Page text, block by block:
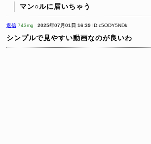
マン○ルに届いちゃう
返信 743mg 2025年07月01日 16:39 ID:c5ODY5NDk
シンプルで見やすい動画なのが良いわ